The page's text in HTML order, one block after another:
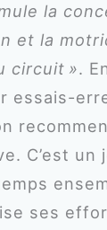
la
et la
circuit ».
essais-
C’est un
ses